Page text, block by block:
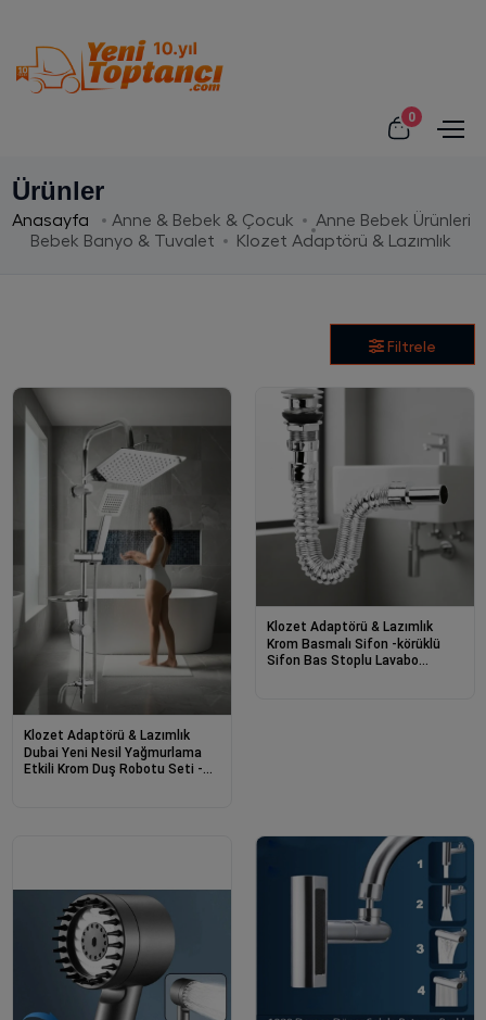
0
Ürünler
Anasayfa Anne & Bebek & Çocuk
Anne Bebek Ürünleri
Bebek Banyo & Tuvalet
Klozet Adaptörü & Lazımlık
Filtrele
Klozet Adaptörü & Lazımlık
Dubai Yeni Nesil Yağmurlama
Etkili Krom Duş Robotu Seti -
Klozet Adaptörü & Lazımlık
Krom Basmalı Sifon -körüklü
Sifon Bas Stoplu Lavabo